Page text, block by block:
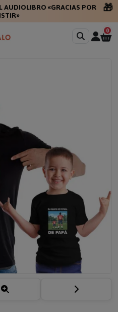
AUDIOLIBRO «GRACIAS POR
🎁
0